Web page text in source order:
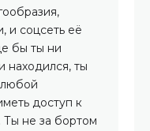
и соцсеть её
бы ты ни
находился, ты
доступ к
не за бортом